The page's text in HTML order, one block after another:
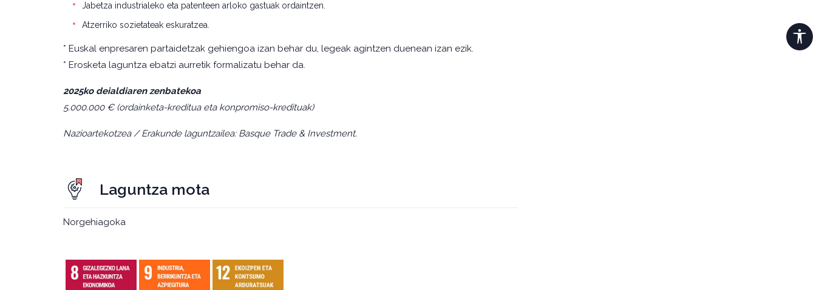
Jabetza industrialeko eta patenteen arloko gastuak ordaintzen.
Atzerriko sozietateak eskuratzea.
* Euskal enpresaren partaidetzak gehiengoa izan behar du, legeak agintzen duenean izan ezik.
* Erosketa laguntza ebatzi aurretik formalizatu behar da.
2025ko deialdiaren zenbatekoa
5.000.000 € (ordainketa-kreditua eta konpromiso-kredituak)
Nazioartekotzea / Erakunde laguntzailea: Basque Trade & Investment.
Laguntza mota
Norgehiagoka